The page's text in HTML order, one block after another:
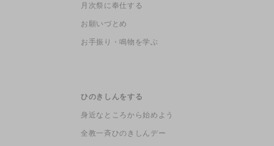
月次祭に奉仕する
お願いづとめ
お手振り・鳴物を学ぶ
ひのきしんをする
身近なところから始めよう
全教一斉ひのきしんデー